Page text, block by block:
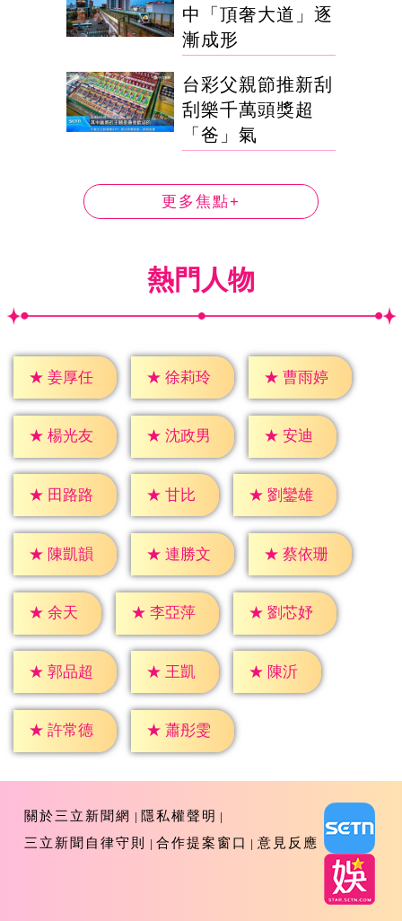
中「頂奢大道」逐
漸成形
台彩父親節推新刮
刮樂千萬頭獎超
「爸」氣
更多焦點+
熱門人物
★ 姜厚任 ★ 徐莉玲 ★ 曹雨婷
★ 楊光友 ★ 沈政男 ★ 安迪
★ 田路路 ★ 甘比 ★ 劉鑾雄
★ 陳凱韻 ★ 連勝文 ★ 蔡依珊
★ 余天 ★ 李亞萍 ★ 劉芯妤
★ 郭品超 ★ 王凱 ★ 陳沂
★ 許常德 ★ 蕭彤雯
關於三立新聞網
隱私權聲明
三立新聞自律守則
合作提案窗口 意見反應